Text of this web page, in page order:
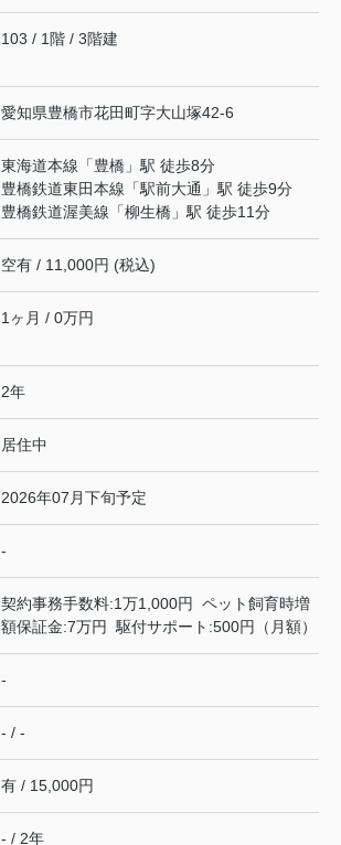
103 / 1階 / 3階建
愛知県豊橋市花田町字大山塚42-6
東海道本線 「豊橋 」駅 徒歩8分
豊橋鉄道東田本線 「駅前大通 」駅 徒歩9分
豊橋鉄道渥美線 「柳生橋 」駅 徒歩11分
空有 / 11,000円 (税込)
1ヶ月 / 0万円
2年
居住中
2026年07月下旬予定
-
契約事務手数料:1万1,000円 ペット飼育時増
額保証金:7万円 駆付サポート:500円（月額）
-
- / -
有 / 15,000円
- / 2年